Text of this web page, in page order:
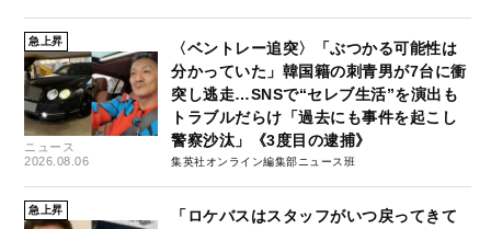
急上昇
ニュース
2026.08.06
〈ベントレー追突〉「ぶつかる可能性は
分かっていた」韓国籍の刺青男が7台に衝
突し逃走…SNSで“セレブ生活”を演出も
トラブルだらけ「過去にも事件を起こし
警察沙汰」《3度目の逮捕》
集英社オンライン編集部ニュース班
急上昇
「ロケバスはスタッフがいつ戻ってきて